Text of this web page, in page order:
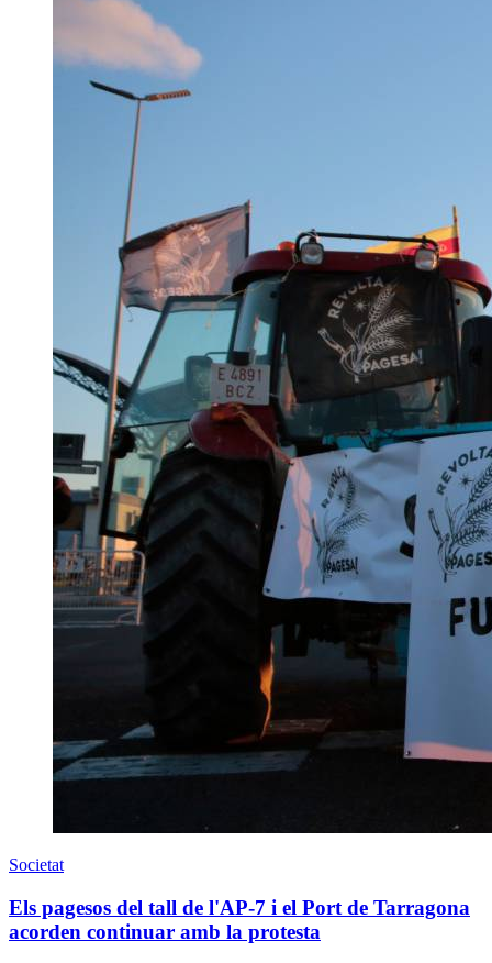
Societat
Els pagesos del tall de l'AP-7 i el Port de Tarragona
acorden continuar amb la protesta